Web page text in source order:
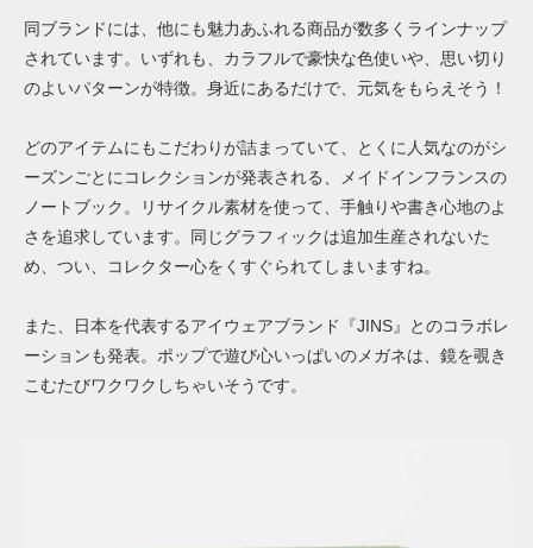
同ブランドには、他にも魅力あふれる商品が数多くラインナップ
されています。いずれも、カラフルで豪快な色使いや、思い切り
のよいパターンが特徴。身近にあるだけで、元気をもらえそう！
どのアイテムにもこだわりが詰まっていて、とくに人気なのがシ
ーズンごとにコレクションが発表される、メイドインフランスの
ノートブック。リサイクル素材を使って、手触りや書き心地のよ
さを追求しています。同じグラフィックは追加生産されないた
め、つい、コレクター心をくすぐられてしまいますね。
また、日本を代表するアイウェアブランド『JINS』とのコラボレ
ーションも発表。ポップで遊び心いっぱいのメガネは、鏡を覗き
こむたびワクワクしちゃいそうです。